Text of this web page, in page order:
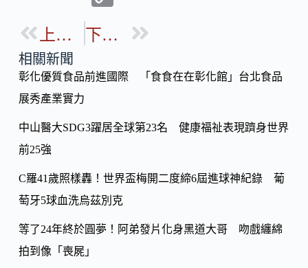
b
o
p
Li
k
上一篇 下一篇
相關新聞
彰化優質食品前進國際 「食食在在彰化館」台北食品
展秀產業實力
中山醫大SDG3躍居全球第23名 健康福祉表現躋身世界
前25強
C羅41歲照樣轟！世界盃梅開二度締6屆進球神紀錄 葡
萄牙5球血洗烏茲別克
等了24年終於圓夢！阿弟發片化身黑道大哥 吻戲纏綿
拍到像「喪屍」